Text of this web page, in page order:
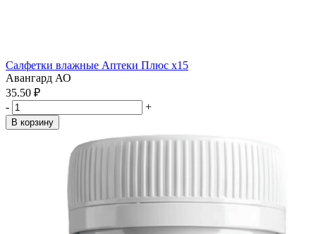
Салфетки влажные Аптеки Плюс x15
Авангард АО
35.50 ₽
-
+
В корзину